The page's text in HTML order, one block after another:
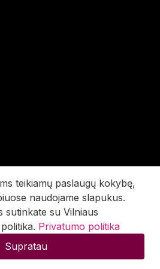
teikiamų paslaugų kokybę,
naudojame slapukus.
sutinkate su Vilniaus
Privatumo politika
Supratau